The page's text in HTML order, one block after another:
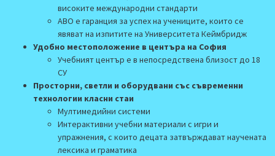
високите международни стандарти
АВО е гаранция за успех на учениците, които се
явяват на изпитите на Университета Кеймбридж
Удобно местоположение в центъра на София
Учебният център е в непосредствена близост до 18
СУ
Просторни, светли и оборудвани със съвременни
технологии класни стаи
Мултимедийни системи
Интерактивни учебни материали с игри и
упражнения, с които децата затвърждават научената
лексика и граматика